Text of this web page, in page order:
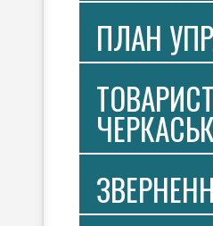
ПЛАН